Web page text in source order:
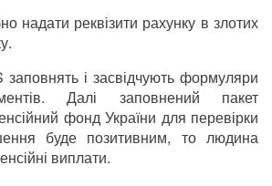
надати реквізити рахунку в злотих
і засвідчують формуляри
Далі заповнений пакет
фонд України для перевірки
буде позитивним, то людина
виплати.